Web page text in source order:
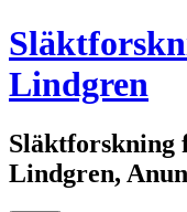
Hoppa
till
innehåll
Lindgren
Släktforskning
Lindgren,